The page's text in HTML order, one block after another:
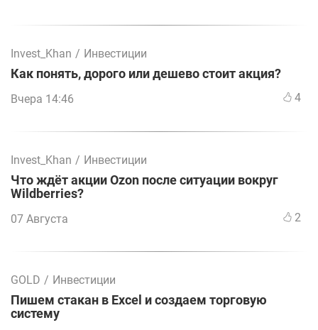
Invest_Khan / Инвестиции
Как понять, дорого или дешево стоит акция?
Вчера 14:46 4
Invest_Khan / Инвестиции
Что ждёт акции Ozon после ситуации вокруг
Wildberries?
07 Августа 2
GOLD / Инвестиции
Пишем стакан в Excel и создаем торговую
систему